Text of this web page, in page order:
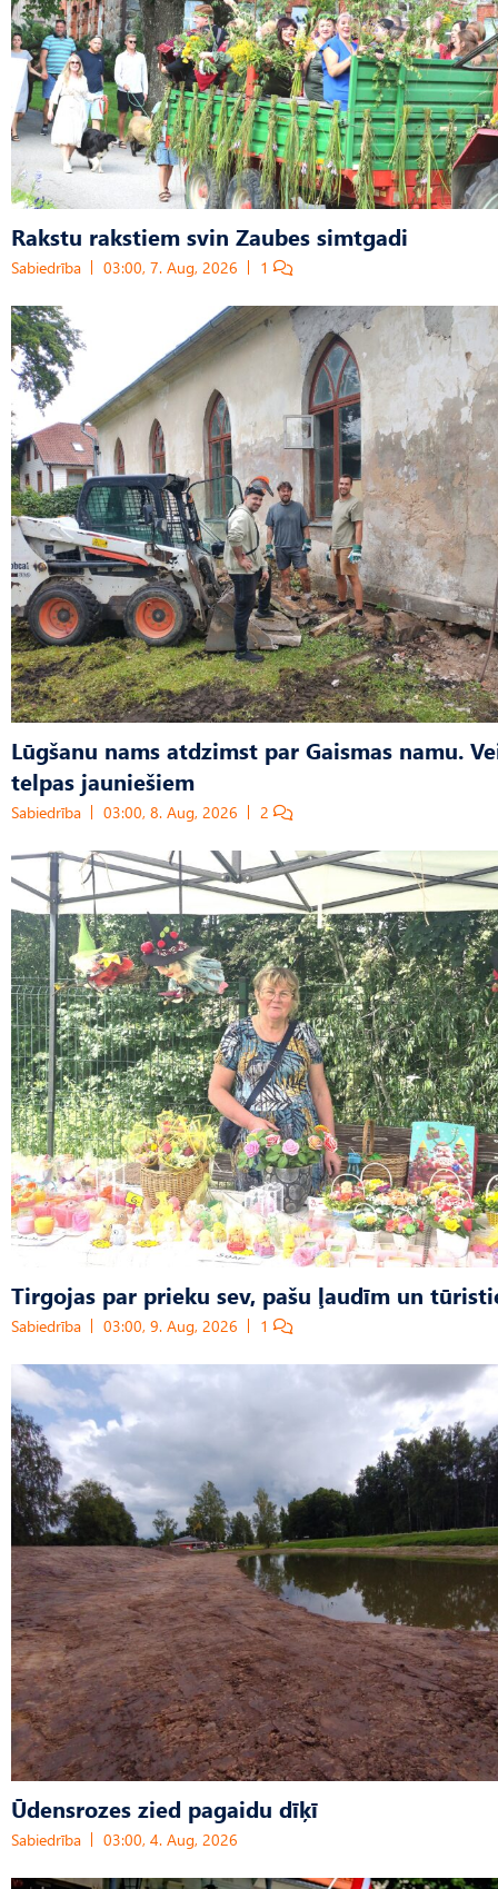
Rakstu rakstiem svin Zaubes simtgadi
Sabiedrība 03:00, 7. Aug, 2026 1
Lūgšanu nams atdzimst par Gaismas namu.
telpas jauniešiem
Sabiedrība 03:00, 8. Aug, 2026 2
Tirgojas par prieku sev, pašu ļaudīm un
Sabiedrība 03:00, 9. Aug, 2026 1
Ūdensrozes zied pagaidu dīķī
Sabiedrība 03:00, 4. Aug, 2026